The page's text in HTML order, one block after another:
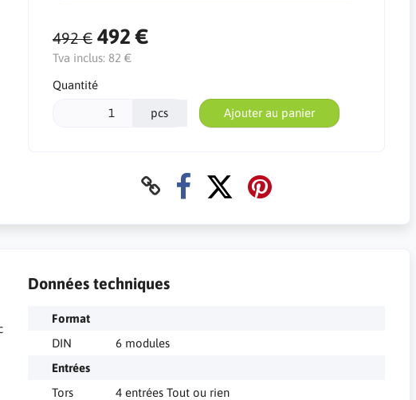
492 € 492 €
Tva inclus: 82 €
Quantité
pcs Ajouter au panier
Données techniques
Format
DIN
6 modules
Entrées
Tors
4 entrées Tout ou rien